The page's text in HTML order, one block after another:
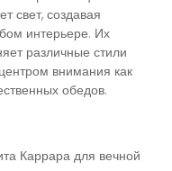
свет, создавая
интерьере. Их
различные стили
внимания как
обедов.
Каррара для вечной